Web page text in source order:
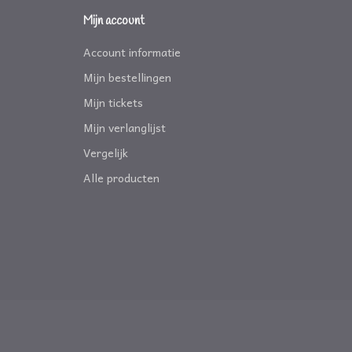
Mijn account
Account informatie
Mijn bestellingen
Mijn tickets
Mijn verlanglijst
Vergelijk
Alle producten